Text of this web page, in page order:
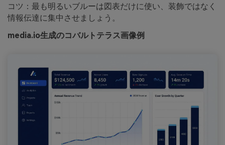
コツ：最も明るいブルーは図表だけに使い、装飾ではなく
情報伝達に集中させましょう。
media.io生成のコバルトテラス画像例